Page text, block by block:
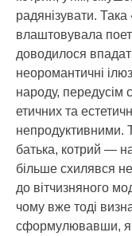
радянізувати.
влаштовувала
доводилося
неоромантичні
народу, передусім
етичних та
непродуктивними.
батька, котрий —
більше схилявся
до вітчизняного
чому вже тоді
сформулювавши,